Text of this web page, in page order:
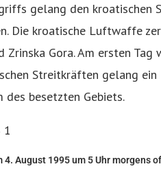
gelang den kroatischen
Die kroatische Luftwaffe
Zrinska Gora. Am ersten
Streitkräften gelang ein
des besetzten Gebiets.
August 1995 um 5 Uhr morgens